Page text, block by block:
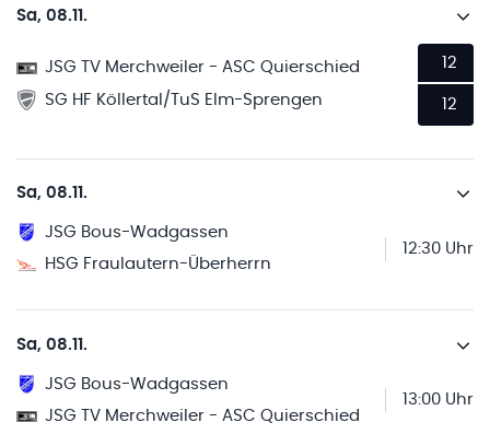
Sa, 08.11.
JSG TV Merchweiler - ASC Quierschied
SG HF Köllertal/TuS Elm-Sprengen
12
12
Sa, 08.11.
JSG Bous-Wadgassen
HSG Fraulautern-Überherrn
12:30 Uhr
Sa, 08.11.
JSG Bous-Wadgassen
JSG TV Merchweiler - ASC Quierschied
13:00 Uhr